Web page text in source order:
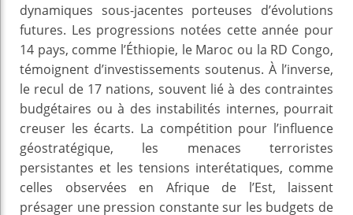
dynamiques sous-jacentes porteuses d’évolutions
futures. Les progressions notées cette année pour
14 pays, comme l’Éthiopie, le Maroc ou la RD Congo,
témoignent d’investissements soutenus. À l’inverse,
le recul de 17 nations, souvent lié à des contraintes
budgétaires ou à des instabilités internes, pourrait
creuser les écarts. La compétition pour l’influence
géostratégique, les menaces terroristes
persistantes et les tensions interétatiques, comme
celles observées en Afrique de l’Est, laissent
présager une pression constante sur les budgets de